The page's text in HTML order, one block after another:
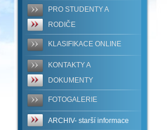
PRO STUDENTY A
RODIČE
KLASIFIKACE ONLINE
KONTAKTY A
DOKUMENTY
FOTOGALERIE
ARCHIV- starší informace